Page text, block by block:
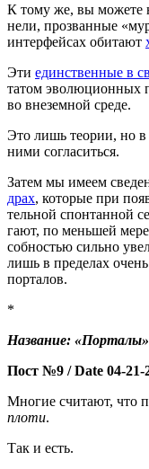
К тому же, вы може­те
не­ли, про­зван­ные
интер­фей­сах оби­та­ют
Эти един­ствен­ные в
та­том эво­лю­ци­он­ных
во вне­зем­ной среде.
Это лишь тео­рии, но в
ними согласиться.
Затем мы име­ем
драх, кото­рые при
тель­ной спон­тан­ной
га­ют, по мень­шей
соб­но­стью силь­но
лишь в пре­де­лах
порталов.
*
Назва­ние: «Пор­та­лы»
Пост №9 / Date 04-21-
Мно­гие счи­та­ют, что
пло­ти.
Так и есть.